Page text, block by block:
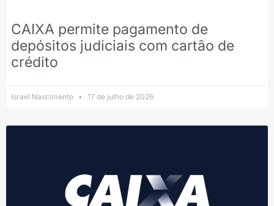
CAIXA permite pagamento de
depósitos judiciais com cartão de
crédito
Israel Nascimento 17 de julho de 2026